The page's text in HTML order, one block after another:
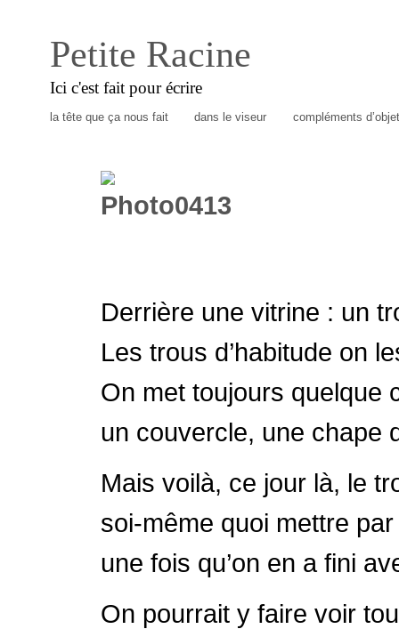
Petite Racine
Ici c'est fait pour écrire
la tête que ça nous fait dans le viseur compléments
Derrière une vitrine : un
Les trous d’habitude on
On met toujours quelque
un couvercle, une chape
Mais voilà, ce jour là, le
soi-même quoi mettre
une fois qu’on en a fini
On pourrait y faire voir